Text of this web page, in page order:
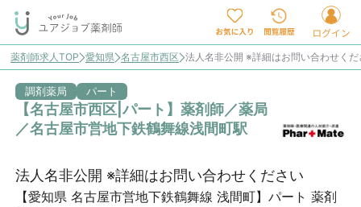
薬剤師求人TOP 愛知県 名古屋市西区 法人名非公開 ※詳細はお問い合わせく
調剤薬局 パート
【名古屋市西区|パート】薬剤師／薬局
／名古屋市営地下鉄鶴舞線浅間町駅
法人名非公開 ※詳細はお問い合わせください
【愛知県 名古屋市営地下鉄鶴舞線 浅間町】パート 薬剤